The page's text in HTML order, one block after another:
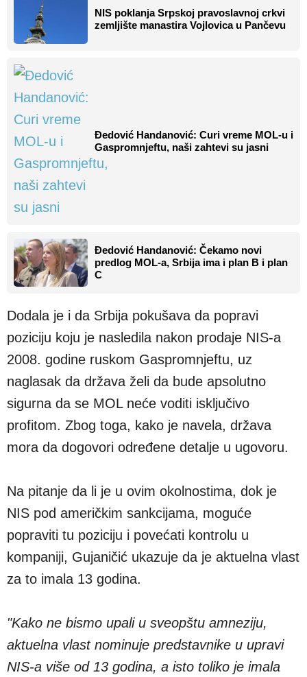
NIS poklanja Srpskoj pravoslavnoj crkvi
zemljište manastira Vojlovica u Pančevu
Đedović Handanović: Curi vreme MOL-u i
Gaspromnjeftu, naši zahtevi su jasni
Đedović Handanović: Čekamo novi
predlog MOL-a, Srbija ima i plan B i plan
C
Dodala je i da Srbija pokušava da popravi
poziciju koju je nasledila nakon prodaje NIS-a
2008. godine ruskom Gaspromnjeftu, uz
naglasak da država želi da bude apsolutno
sigurna da se MOL neće voditi isključivo
profitom. Zbog toga, kako je navela, država
mora da dogovori određene detalje u ugovoru.
Na pitanje da li je u ovim okolnostima, dok je
NIS pod američkim sankcijama, moguće
popraviti tu poziciju i povećati kontrolu u
kompaniji, Gujaničić ukazuje da je aktuelna vlast
za to imala 13 godina.
"Kako ne bismo upali u sveopštu amneziju,
aktuelna vlast nominuje predstavnike u upravi
NIS-a više od 13 godina, a isto toliko je imala